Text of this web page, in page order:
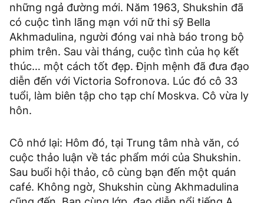
những ngả đường mới. Năm 1963, Shukshin đã
có cuộc tình lãng mạn với nữ thi sỹ Bella
Akhmadulina, người đóng vai nhà báo trong bộ
phim trên. Sau vài tháng, cuộc tình của họ kết
thúc… một cách tốt đẹp. Định mệnh đã đưa đạo
diễn đến với Victoria Sofronova. Lúc đó cô 33
tuổi, làm biên tập cho tạp chí Moskva. Cô vừa ly
hôn.
Cô nhớ lại: Hôm đó, tại Trung tâm nhà văn, có
cuộc thảo luận về tác phẩm mới của Shukshin.
Sau buổi hội thảo, cô cùng bạn đến một quán
café. Không ngờ, Shukshin cùng Akhmadulina